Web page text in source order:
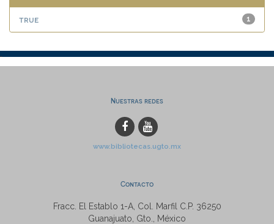
1
true
Nuestras redes
www.bibliotecas.ugto.mx
Contacto
Fracc. El Establo 1-A, Col. Marfil C.P. 36250
Guanajuato, Gto., México